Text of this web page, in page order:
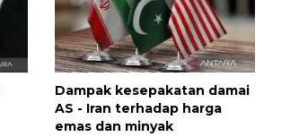
Dampak kesepakatan damai
AS - Iran terhadap harga
emas dan minyak